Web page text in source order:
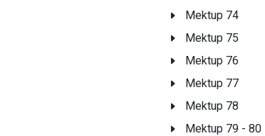
Mektup 74
Mektup 75
Mektup 76
Mektup 77
Mektup 78
Mektup 79 - 80